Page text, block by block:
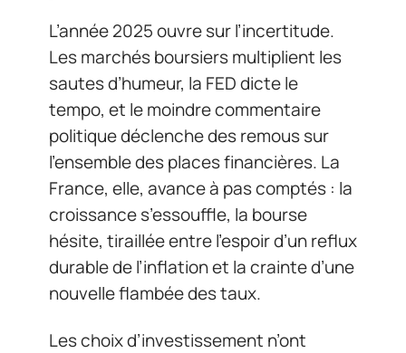
L’année 2025 ouvre sur l’incertitude.
Les marchés boursiers multiplient les
sautes d’humeur, la FED dicte le
tempo, et le moindre commentaire
politique déclenche des remous sur
l’ensemble des places financières. La
France, elle, avance à pas comptés : la
croissance s’essouffle, la bourse
hésite, tiraillée entre l’espoir d’un reflux
durable de l’inflation et la crainte d’une
nouvelle flambée des taux.
Les choix d’investissement n’ont